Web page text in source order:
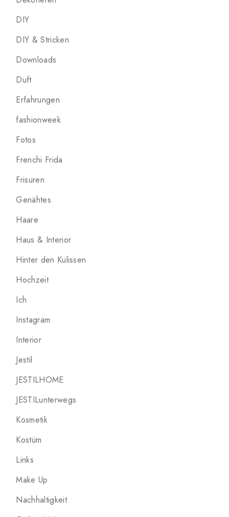
DIY
DIY & Stricken
Downloads
Duft
Erfahrungen
fashionweek
Fotos
Frenchi Frida
Frisuren
Genähtes
Haare
Haus & Interior
Hinter den Kulissen
Hochzeit
Ich
Instagram
Interior
Jestil
JESTILHOME
JESTILunterwegs
Kosmetik
Kostüm
Links
Make Up
Nachhaltigkeit